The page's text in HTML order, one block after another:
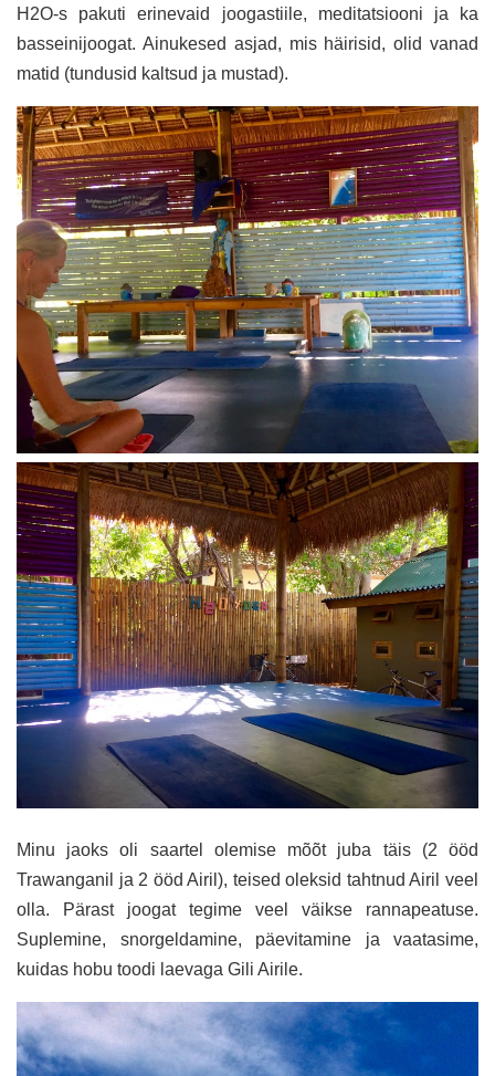
H2O-s pakuti erinevaid joogastiile, meditatsiooni ja ka
basseinijoogat. Ainukesed asjad, mis häirisid, olid vanad
matid (tundusid kaltsud ja mustad).
Minu jaoks oli saartel olemise mõõt juba täis (2 ööd
Trawanganil ja 2 ööd Airil), teised oleksid tahtnud Airil veel
olla. Pärast joogat tegime veel väikse rannapeatuse.
Suplemine, snorgeldamine, päevitamine ja vaatasime,
kuidas hobu toodi laevaga Gili Airile.